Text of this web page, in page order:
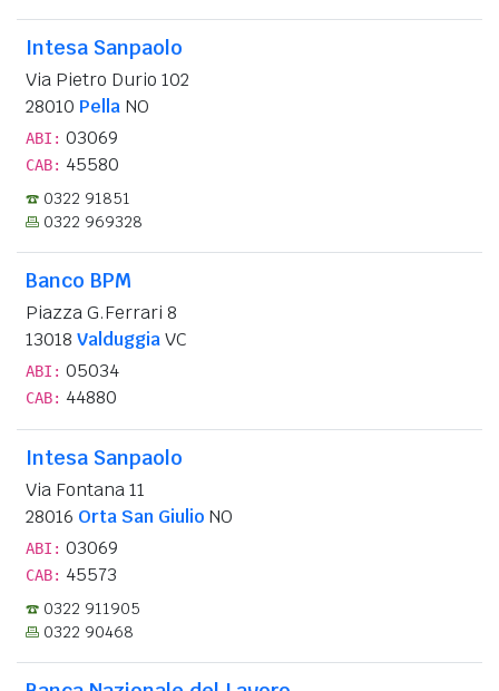
Intesa Sanpaolo
Via Pietro Durio 102
28010 Pella NO
ABI: 03069
CAB: 45580
0322 91851
0322 969328
Banco BPM
Piazza G.Ferrari 8
13018 ValduggiaVC
ABI: 05034
CAB: 44880
Intesa Sanpaolo
Via Fontana 11
28016 Orta San Giulio NO
ABI: 03069
CAB: 45573
0322 911905
0322 90468